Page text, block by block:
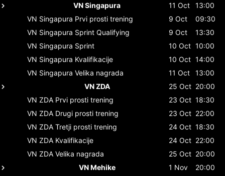
VN Singapura
11 Oct
13:00
VN Singapura Prvi prosti trening 9 Oct
09:30
VN Singapura Sprint Qualifying 9 Oct
13:30
VN Singapura Sprint 10 Oct 10:00
VN Singapura Kvalifikacije 10 Oct 14:00
VN Singapura Velika nagrada 11 Oct
13:00
VN ZDA
25 Oct 20:00
VN ZDA Prvi prosti trening 23 Oct 18:30
VN ZDA Drugi prosti trening 23 Oct 22:00
VN ZDA Tretji prosti trening 24 Oct 18:30
VN ZDA Kvalifikacije 24 Oct 22:00
VN ZDA Velika nagrada 25 Oct 20:00
VN Mehike
1 Nov 20:00